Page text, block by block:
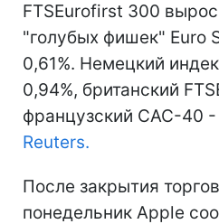
FTSEurofirst 300
"голубых фишек" Euro
0,61%. Немецкий
0,94%, британский
французский CAC-40
Reuters.
После закрытия
понедельник Apple